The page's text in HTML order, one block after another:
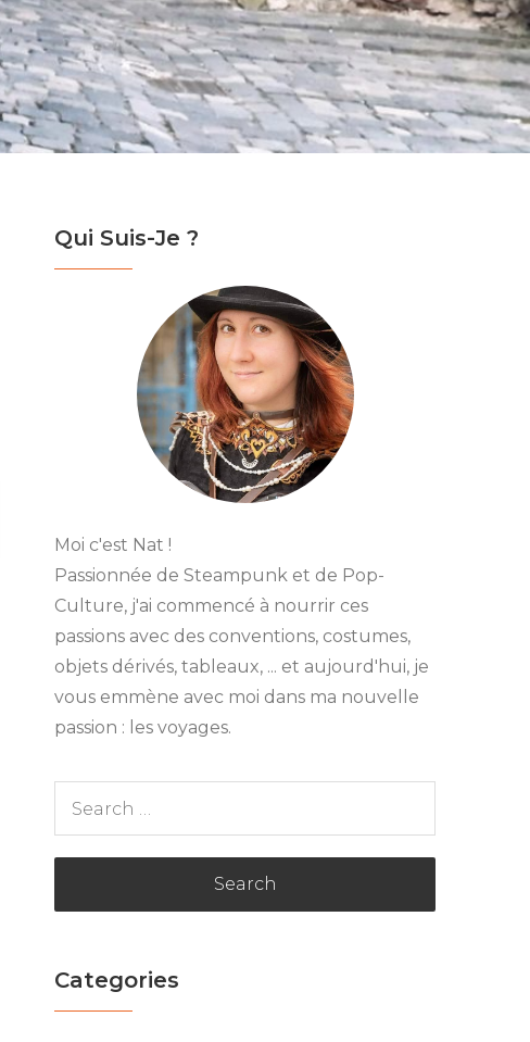
Qui Suis-Je ?
Moi c'est Nat !
Passionnée de Steampunk et de Pop-
Culture, j'ai commencé à nourrir ces
passions avec des conventions, costumes,
objets dérivés, tableaux, ... et aujourd'hui, je
vous emmène avec moi dans ma nouvelle
passion : les voyages.
a
c
f
o
Categories